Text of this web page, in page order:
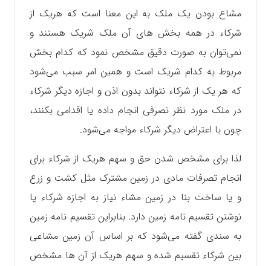
مشاع بودن یک ملک به این معنا است که هریک از
شرکاء در همه بخش های آن ملک‌ شریک هستند و
نمی‌توان به صورت دقیق مشخص نمود که کدام بخش
مربوط به کدام شریک است و همین امر سبب می‌شود
که هر یک از شرکاء نتواند بدون اذن و اجازه دیگر شرکاء
در ملک مورد نظر تصرفی انجام‌ داده یا اقدامی بکنند،
چون با اعتراض دیگر شرکاء مواجه می‌شود.
لذا برای مشخص شدن حق و سهم هریک از شرکاء برای
انجام تصرفات مادی در زمین مشترک مثل کشت و زرع
و یا ساخت بنا در زمین مشاء نیاز به اجازه شرکاء یا
نوشتن تقسیم نامه زمین دارد. بنابراین تقسیم نامه زمین
به سندی گفته می‌شود که بر اساس آن زمین مشاعی
بین شرکاء تقسیم شده و سهم هریک از آن ها مشخص